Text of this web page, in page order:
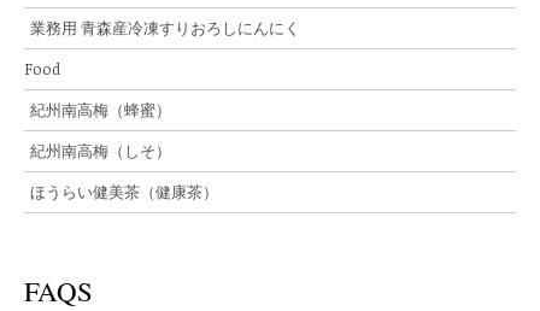
業務用 青森産冷凍すりおろしにんにく
Food
紀州南高梅（蜂蜜）
紀州南高梅（しそ）
ほうらい健美茶（健康茶）
FAQS